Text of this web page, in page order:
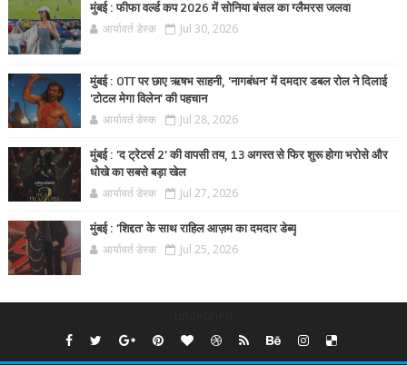
मुंबई : फीफा वर्ल्ड कप 2026 में सोनिया बंसल का ग्लैमरस जलवा
आर्यावर्त डेस्क Jul 30, 2026
मुंबई : OTT पर छाए ऋषभ साहनी, 'नागबंधन' में दमदार डबल रोल ने दिलाई
'टोटल मेगा विलेन' की पहचान
आर्यावर्त डेस्क Jul 28, 2026
मुंबई : 'द ट्रेटर्स 2' की वापसी तय, 13 अगस्त से फिर शुरू होगा भरोसे और
धोखे का सबसे बड़ा खेल
आर्यावर्त डेस्क Jul 27, 2026
मुंबई : 'शिद्दत' के साथ राहिल आज़म का दमदार डेब्यू
आर्यावर्त डेस्क Jul 25, 2026